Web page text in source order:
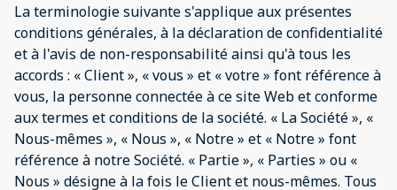
La terminologie suivante s'applique aux présentes
conditions générales, à la déclaration de confidentialité
et à l'avis de non-responsabilité ainsi qu'à tous les
accords : « Client », « vous » et « votre » font référence à
vous, la personne connectée à ce site Web et conforme
aux termes et conditions de la société. « La Société », «
Nous-mêmes », « Nous », « Notre » et « Notre » font
référence à notre Société. « Partie », « Parties » ou «
Nous » désigne à la fois le Client et nous-mêmes. Tous